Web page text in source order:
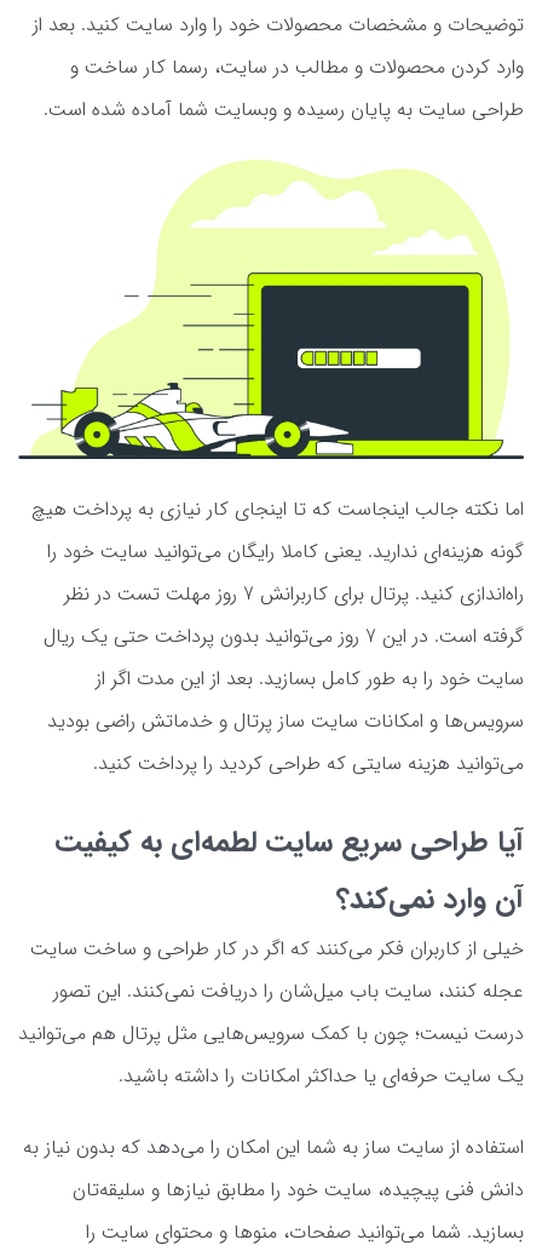
توضیحات و مشخصات محصولات خود را وارد سایت کنید. بعد از
وارد کردن محصولات و مطالب در سایت، رسما کار ساخت و
طراحی سایت به پایان رسیده و وبسایت شما آماده شده است.
اما نکته جالب اینجاست که تا اینجای کار نیازی به پرداخت هیچ
گونه هزینه‌ای ندارید. یعنی کاملا رایگان می‌توانید سایت خود را
راه‌اندازی کنید. پرتال برای کاربرانش 7 روز مهلت تست در نظر
گرفته است. در این 7 روز می‌توانید بدون پرداخت حتی یک ریال
سایت خود را به طور کامل بسازید. بعد از این مدت اگر از
سرویس‌ها و امکانات سایت ساز پرتال و خدماتش راضی بودید
می‌توانید هزینه سایتی که طراحی کردید را پرداخت کنید.
آیا طراحی سریع سایت لطمه‌ای به کیفیت
آن وارد نمی‌کند؟
خیلی از کاربران فکر می‌کنند که اگر در کار طراحی و ساخت سایت
عجله کنند، سایت باب میل‌شان را دریافت نمی‌کنند. این تصور
درست نیست؛ چون با کمک سرویس‌هایی مثل پرتال هم می‌توانید
یک سایت حرفه‌ای یا حداکثر امکانات را داشته باشید.
استفاده از سایت ساز به شما این امکان را می‌دهد که بدون نیاز به
دانش فنی پیچیده، سایت خود را مطابق نیازها و سلیقه‌تان
بسازید. شما می‌توانید صفحات، منوها و محتوای سایت را